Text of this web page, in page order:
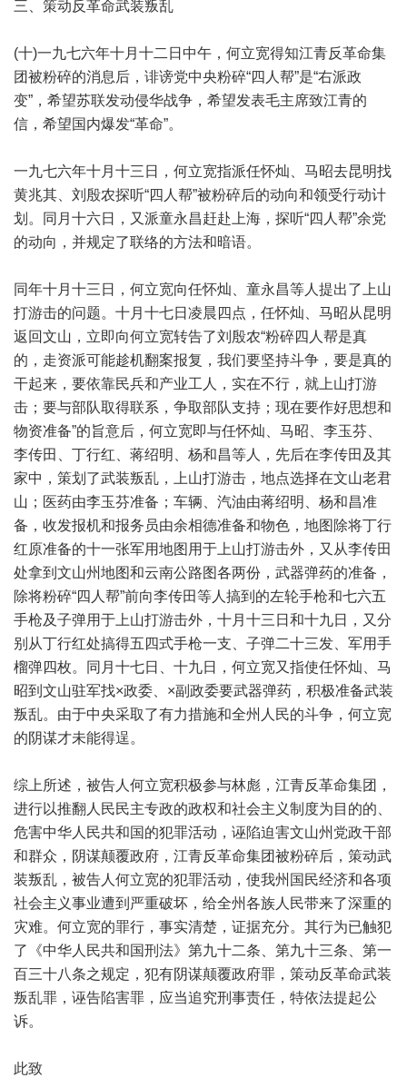
三、策动反革命武装叛乱
(十)一九七六年十月十二日中午，何立宽得知江青反革命集
团被粉碎的消息后，诽谤党中央粉碎“四人帮”是“右派政
变”，希望苏联发动侵华战争，希望发表毛主席致江青的
信，希望国内爆发“革命”。
一九七六年十月十三日，何立宽指派任怀灿、马昭去昆明找
黄兆其、刘殷农探听“四人帮”被粉碎后的动向和领受行动计
划。同月十六日，又派童永昌赶赴上海，探听“四人帮”余党
的动向，并规定了联络的方法和暗语。
同年十月十三日，何立宽向任怀灿、童永昌等人提出了上山
打游击的问题。十月十七日凌晨四点，任怀灿、马昭从昆明
返回文山，立即向何立宽转告了刘殷农“粉碎四人帮是真
的，走资派可能趁机翻案报复，我们要坚持斗争，要是真的
干起来，要依靠民兵和产业工人，实在不行，就上山打游
击；要与部队取得联系，争取部队支持；现在要作好思想和
物资准备”的旨意后，何立宽即与任怀灿、马昭、李玉芬、
李传田、丁行红、蒋绍明、杨和昌等人，先后在李传田及其
家中，策划了武装叛乱，上山打游击，地点选择在文山老君
山；医药由李玉芬准备；车辆、汽油由蒋绍明、杨和昌准
备，收发报机和报务员由余相德准备和物色，地图除将丁行
红原准备的十一张军用地图用于上山打游击外，又从李传田
处拿到文山州地图和云南公路图各两份，武器弹药的准备，
除将粉碎“四人帮”前向李传田等人搞到的左轮手枪和七六五
手枪及子弹用于上山打游击外，十月十三日和十九日，又分
别从丁行红处搞得五四式手枪一支、子弹二十三发、军用手
榴弹四枚。同月十七日、十九日，何立宽又指使任怀灿、马
昭到文山驻军找×政委、×副政委要武器弹药，积极准备武装
叛乱。由于中央采取了有力措施和全州人民的斗争，何立宽
的阴谋才未能得逞。
综上所述，被告人何立宽积极参与林彪，江青反革命集团，
进行以推翻人民民主专政的政权和社会主义制度为目的的、
危害中华人民共和国的犯罪活动，诬陷迫害文山州党政干部
和群众，阴谋颠覆政府，江青反革命集团被粉碎后，策动武
装叛乱，被告人何立宽的犯罪活动，使我州国民经济和各项
社会主义事业遭到严重破坏，给全州各族人民带来了深重的
灾难。何立宽的罪行，事实清楚，证据充分。其行为已触犯
了《中华人民共和国刑法》第九十二条、第九十三条、第一
百三十八条之规定，犯有阴谋颠覆政府罪，策动反革命武装
叛乱罪，诬告陷害罪，应当追究刑事责任，特依法提起公
诉。
此致